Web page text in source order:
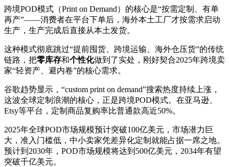
跨境POD模式（Print on Demand）的核心是“按需定制、有单
再产”——消费者在平台下单后，海外本土工厂才按需求启动
生产，生产完成后直接从本土发货。
这种模式彻底跳过“提前囤货、跨境运输、海外仓压货”的传统
链路，把零库存和个性化做到了实处，刚好契合2025年跨境卖
家“轻资产、避内卷”的核心需求。
谷歌趋势显示，“custom print on demand”搜索热度持续上涨，
这波全球定制浪潮的核心，正是跨境POD模式。在亚马逊、
Etsy等平台，定制商品复购率比普通款高近50%。
2025年全球POD市场规模预计突破100亿美元，市场潜力巨
大，准入门槛低，中小卖家凭差异化定制就能占据一席之地。
预计到2030年，POD市场规模将达到500亿美元，2034年有望
突破千亿美元。